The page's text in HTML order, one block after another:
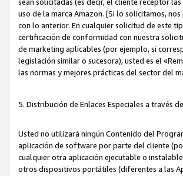
uso de la marca Amazon. [Si lo solicitamos,
con lo anterior. En cualquier solicitud de este
certificación de conformidad con nuestra
de marketing aplicables (por ejemplo, si
legislación similar o sucesora), usted es el
las normas y mejores prácticas del sector del
5. Distribución de Enlaces Especiales a través
Usted no utilizará ningún Contenido del
aplicación de software por parte del cliente
cualquier otra aplicación ejecutable o
otros dispositivos portátiles (diferentes a las